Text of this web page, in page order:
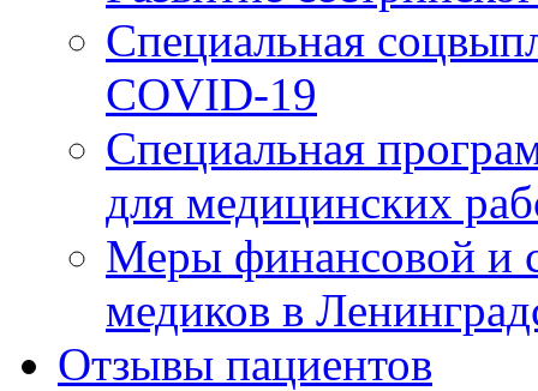
Специальная
COVID-19
Специальная
для медицинских
Меры финансовой и
медиков в
Отзывы пациентов